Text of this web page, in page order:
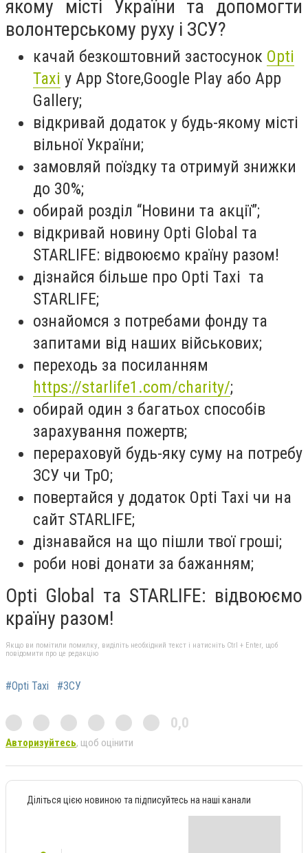
якому місті України та допомогти
волонтерському руху і ЗСУ?
качай безкоштовний застосунок Opti
Taxi у App Store,Google Play або App
Gallery;
відкривай додаток у будь-якому місті
вільної України;
замовляй поїздку та отримуй знижки
до 30%;
обирай розділ “Новини та акції”;
відкривай новину Opti Global та
STARLIFE: відвоюємо країну разом!
дізнайся більше про Opti Taxi та
STARLIFE;
ознайомся з потребами фонду та
запитами від наших військових;
переходь за посиланням
https://starlife1.com/charity/;
обирай один з багатьох способів
зарахування пожертв;
перераховуй будь-яку суму на потребу
ЗСУ чи ТрО;
повертайся у додаток Opti Taxi чи на
сайт STARLIFE;
дізнавайся на що пішли твої гроші;
роби нові донати за бажанням;
Opti Global та STARLIFE: відвоюємо
країну разом!
Якщо ви помітили помилку, виділіть необхідний текст і натисніть Ctrl + Enter, щоб
повідомити про це редакцію
#Opti Taxi #ЗСУ
0,0
Авторизуйтесь, щоб оцінити
Діліться цією новиною та підписуйтесь на наші канали